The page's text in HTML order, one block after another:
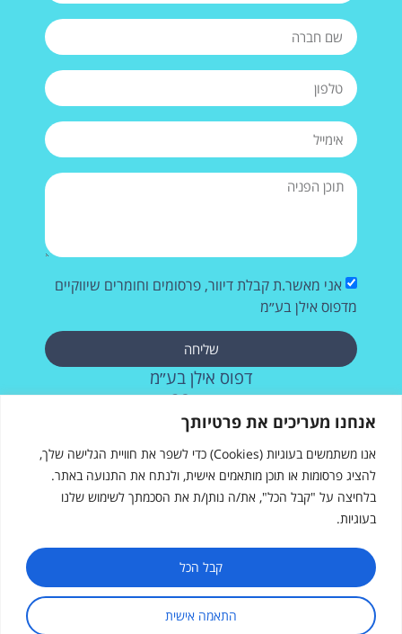
אנחנו מעריכים את פרטיותך
אנו משתמשים בעוגיות (Cookies) כדי לשפר את חוויית הגלישה שלך,
להציג פרסומות או תוכן מותאמים אישית, ולנתח את התנועה באתר.
בלחיצה על "קבל הכל", את/ה נותן/ת את הסכמתך לשימוש שלנו
בעוגיות.
התאמה אישית
קבל הכל
אני מאשר.ת קבלת דיוור, פרסומים וחומרים שיווקיים
מדפוס אילן בע״מ
שליחה
דפוס אילן בע״מ
רחוב העבודה 28, אשדוד
073-2572715
דפוס אילן
רחוב העבודה 28, אשדוד
073-257-2715